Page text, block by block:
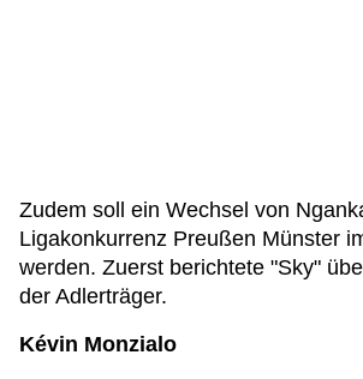
Zudem soll ein Wechsel von
Ligakonkurrenz Preußen Münster
werden. Zuerst berichtete "Sky"
der Adlerträger.
Kévin Monzialo